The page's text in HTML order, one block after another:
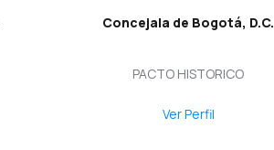
Concejala de Bogotá, D.C.
PACTO HISTORICO
Ver Perfil